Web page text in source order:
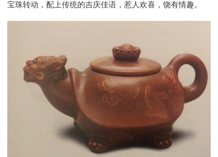
宝珠转动，配上传统的吉庆佳语，惹人欢喜，饶有情趣。